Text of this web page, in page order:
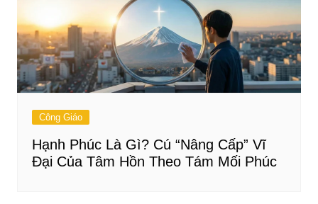
Công Giáo
Hạnh Phúc Là Gì? Cú “Nâng Cấp” Vĩ
Đại Của Tâm Hồn Theo Tám Mối Phúc